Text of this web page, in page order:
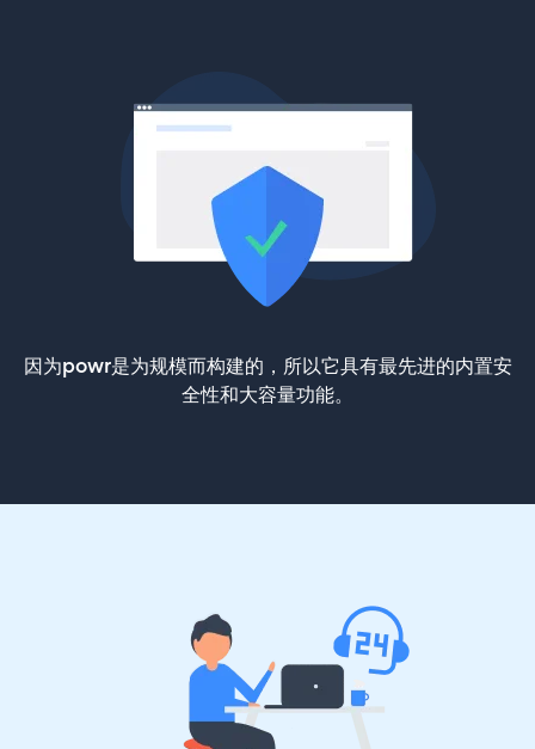
因为powr是为规模而构建的，所以它具有最先进的内置安
全性和大容量功能。